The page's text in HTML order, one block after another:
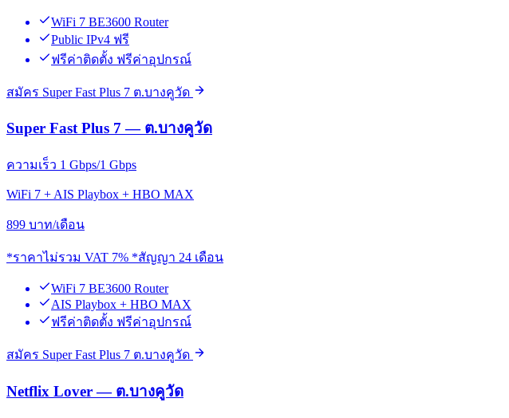
WiFi 7 BE3600 Router
Public IPv4 ฟรี
ฟรีค่าติดตั้ง ฟรีค่าอุปกรณ์
สมัคร Super Fast Plus 7 ต.บางคูวัด
Super Fast Plus 7 — ต.บางคูวัด
ความเร็ว 1 Gbps/1 Gbps
WiFi 7 + AIS Playbox + HBO MAX
899 บาท/เดือน
*ราคาไม่รวม VAT 7% *สัญญา 24 เดือน
WiFi 7 BE3600 Router
AIS Playbox + HBO MAX
ฟรีค่าติดตั้ง ฟรีค่าอุปกรณ์
สมัคร Super Fast Plus 7 ต.บางคูวัด
Netflix Lover — ต.บางคูวัด